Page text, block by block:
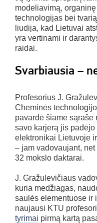
modeliavimą,
technologijas bei
liudija, kad Lietuvai
yra vertinami ir
raidai.
Svarbiausia –
Profesorius J.
Cheminės
pavardė šiame sąraše
savo karjerą jis
elektronikai Lietuvoje
– jam vadovaujant,
32 mokslo daktarai.
J. Gražulevičiaus
kuria medžiagas,
saulės elementuose ir
naujausi KTU
tyrimai pirmą kartą